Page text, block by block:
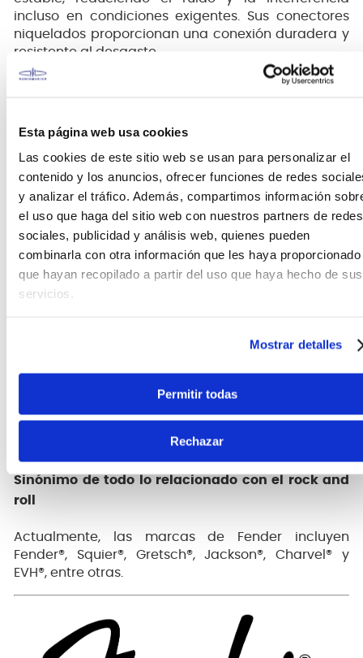
Esta página web usa cookies
Las cookies de este sitio web se usan para personalizar el
contenido y los anuncios, ofrecer funciones de redes
y analizar el tráfico. Además, compartimos información
el uso que haga del sitio web con nuestros partners de redes
sociales, publicidad y análisis web, quienes pueden
combinarla con otra información que les haya proporcionado
que hayan recopilado a partir del uso que haya hecho de sus
servicios.
Mostrar detalles
Permitir todas
Rechazar
incluso en condiciones exigentes. Sus conectores
niquelados proporcionan una conexión duradera y
resistente al desgaste.
Con una cubierta exterior de 6 mm que ayuda a
minimizar las interferencias, este cable combina la
estética de los colores metálicos clásicos de Fender
con un rendimiento excepcional. Disponible en
longitudes de 10’ y 18.6’, es la opción perfecta para
músicos que buscan tanto fiabilidad como estilo.
Características destacadas
Disponible en longitudes de 10’ y 18.6’
estable
Blindaje en espiral de cobre libre de oxígeno
(90% OFC)
Sinónimo de todo lo relacionado con el rock and
roll
Actualmente, las marcas de Fender incluyen
Fender®, Squier®, Gretsch®, Jackson®, Charvel® y
EVH®, entre otras.